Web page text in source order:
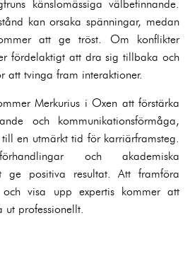
känslomässiga välbefinnande.
kan orsaka spänningar, medan
att ge tröst. Om konflikter
fördelaktigt att dra sig tillbaka och
att tvinga fram interaktioner.
Merkurius i Oxen att förstärka
och kommunikationsförmåga,
en utmärkt tid för karriärframsteg.
och akademiska
ge positiva resultat. Att framföra
och visa upp expertis kommer att
ut professionellt.